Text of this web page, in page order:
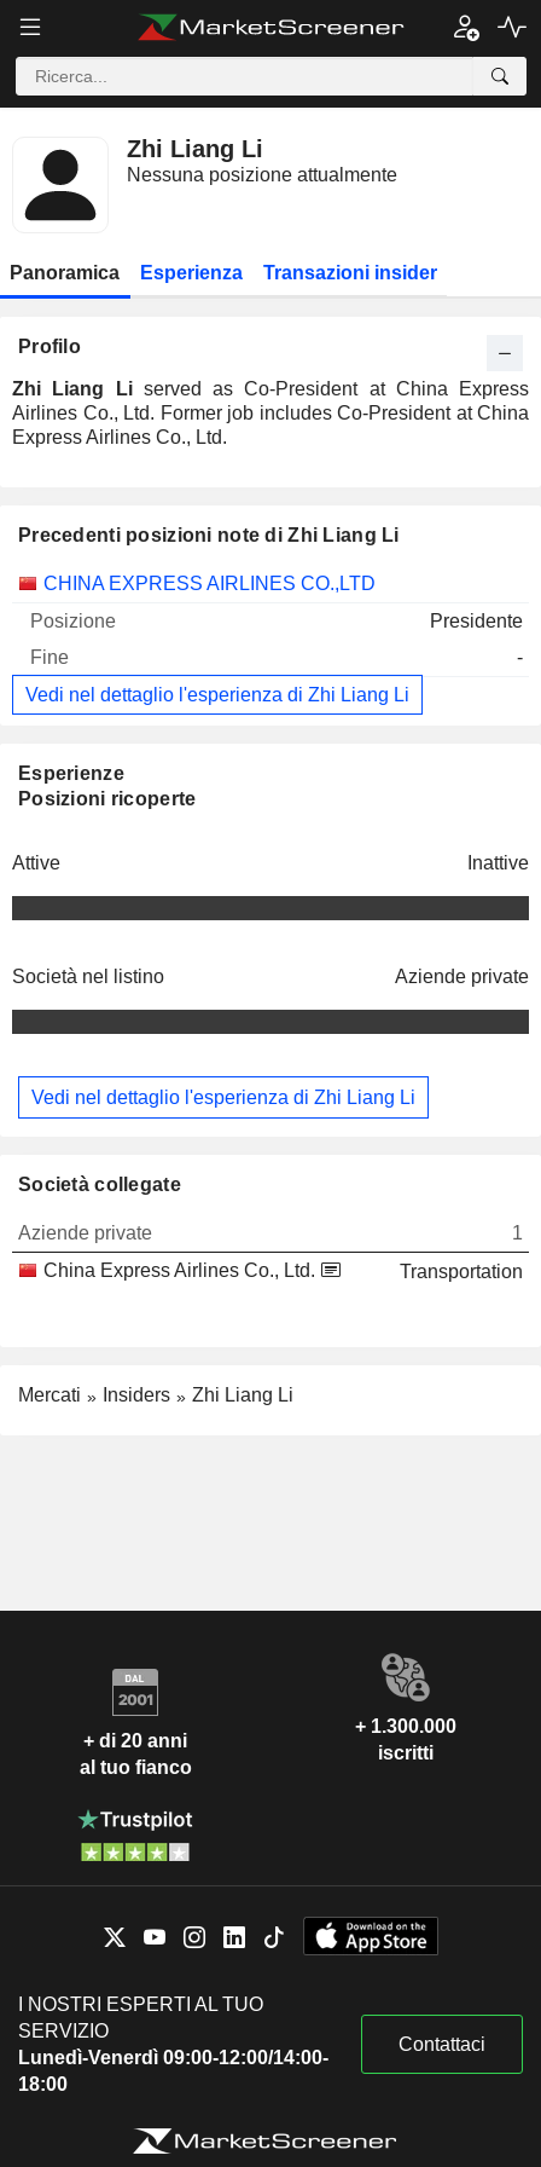
Zhi Liang Li
Nessuna posizione attualmente
Panoramica Esperienza Transazioni insider
Profilo
Zhi Liang Liserved as Co-President at China Express
Airlines Co., Ltd. Former job includes Co-President at China
Express Airlines Co., Ltd.
Precedenti posizioni note di Zhi Liang Li
Società Posizione Fine
CHINA EXPRESS AIRLINES CO.,LTD
Presidente
-
Vedi nel dettaglio l'esperienza di Zhi Liang Li
Esperienze
Posizioni ricoperte
Attive Inattive
Società nel listino Aziende private
Vedi nel dettaglio l'esperienza di Zhi Liang Li
Società collegate
Aziende private
1
China Express Airlines Co., Ltd.
Transportation
Mercati Insiders Zhi Liang Li
+ di 20 anni
al tuo fianco
+ 1.300.000
iscritti
I NOSTRI ESPERTI AL TUO
SERVIZIO
Lunedì-Venerdì 09:00-12:00/14:00-
18:00
Contattaci